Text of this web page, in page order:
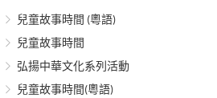
兒童故事時間 (粵語)
兒童故事時間
弘揚中華文化系列活動
兒童故事時間(粵語)